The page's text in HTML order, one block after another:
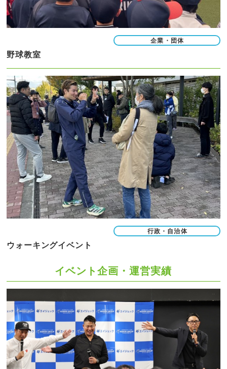
企業・団体
野球教室
行政・自治体
ウォーキングイベント
イベント企画・運営実績